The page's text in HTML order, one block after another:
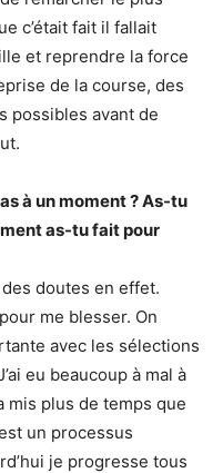
c’était fait il fallait
et reprendre la force
de la course, des
possibles avant de
à un moment ? As-tu
as-tu fait pour
des doutes en effet.
me blesser. On
avec les sélections
eu beaucoup à mal à
mis plus de temps que
un processus
je progresse tous